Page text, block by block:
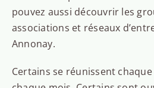
pouvez aussi découvrir les
associations et réseaux
Annonay.
Certains se réunissent chaque